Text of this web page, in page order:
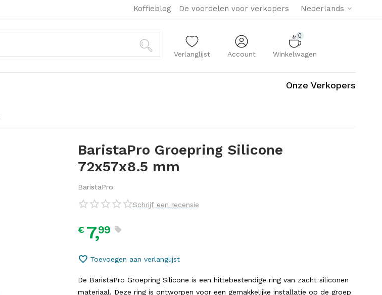
Nederlands
Koffieblog De voordelen voor verkopers
Verlanglijst Account
0
Winkelwagen
Onze Verkopers
BaristaPro Groepring Silicone
72x57x8.5 mm
BaristaPro
Schrijf een recensie
€ 7,99
Toevoegen aan verlanglijst
De BaristaPro Groepring Silicone is een hittebestendige ring van zacht siliconen
materiaal. Deze ring is ontworpen voor een gemakkelijke installatie op de groep